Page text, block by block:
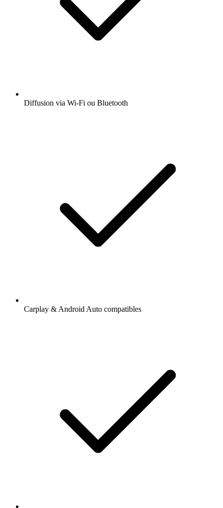
Diffusion via Wi-Fi ou Bluetooth
Carplay & Android Auto compatibles